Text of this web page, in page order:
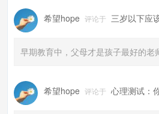
希望hope 评论于 三岁以下应
早期教育中，父母才是孩子最好的老
希望hope 评论于 心理测试：